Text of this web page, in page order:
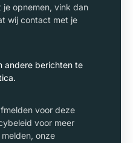
opnemen, vink dan
wij contact met je
andere berichten te
voor deze
voor meer
onze